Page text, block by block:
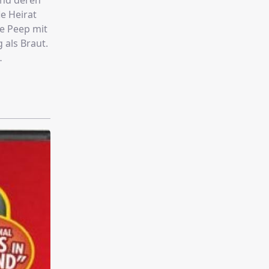
Heirat
Peep mit
als Braut.